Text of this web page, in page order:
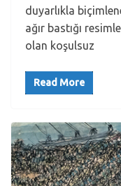
duyarlıkla
ağır bastığı
olan koşulsuz
Read More